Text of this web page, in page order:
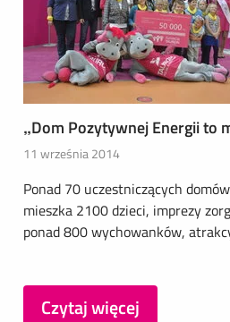
„Dom Pozytywnej Energii to
11 września 2014
Ponad 70 uczestniczących
mieszka 2100 dzieci, imprezy
ponad 800 wychowanków,
Czytaj więcej